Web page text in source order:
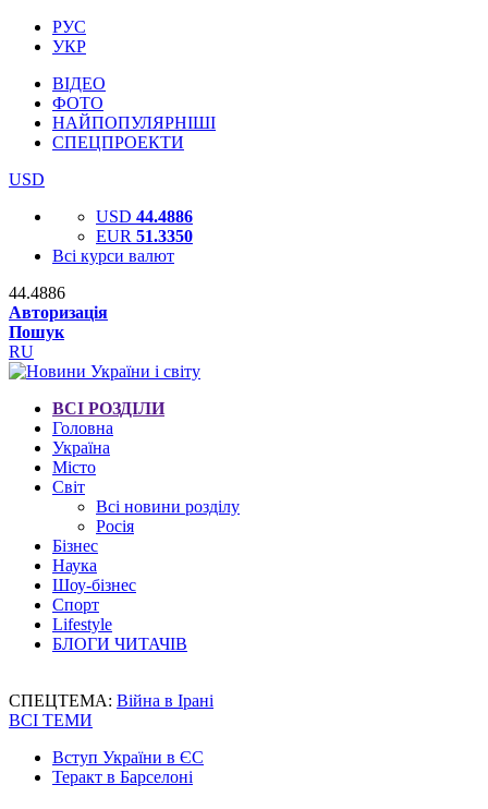
РУС
УКР
ВІДЕО
ФОТО
НАЙПОПУЛЯРНІШІ
СПЕЦПРОЕКТИ
USD
USD 44.4886
EUR 51.3350
Всі курси валют
44.4886
Авторизація
Пошук
RU
ВСІ РОЗДІЛИ
Головна
Україна
Місто
Світ
Всі новини розділу
Росія
Бізнес
Наука
Шоу-бізнес
Спорт
Lifestyle
БЛОГИ ЧИТАЧІВ
СПЕЦТЕМА: Війна в Ірані
ВСІ ТЕМИ
Вступ України в ЄС
Теракт в Барселоні